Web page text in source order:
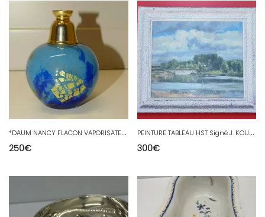
*
DAUM NANCY FLACON VAPORISATEUR PARFUM VERRE MULTICOUCHES BLEU INCLUSION OR D
250€
P
EINTURE TABLEAU HST Signé J. KOUTACHY PAYSAGE et CASCADE ENCADRE JUS GRENIER
300€